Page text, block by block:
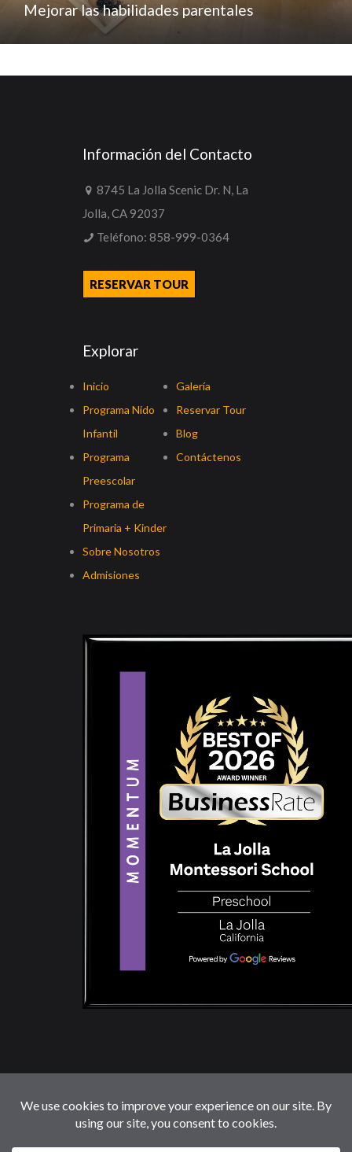
Mejorar las habilidades parentales
Información del Contacto
8745 La Jolla Scenic Dr. N, La
Jolla, CA 92037
Teléfono: 858-999-0364
RESERVAR TOUR
Explorar
Inicio
Programa Nido
Infantil
Programa
Preescolar
Programa de
Primaria + Kinder
Sobre Nosotros
Admisiones
Galería
Reservar Tour
Blog
Contáctenos
© 2026 LaJollaMontessoriSchool.com. Reservados
Todos Los Derechos.